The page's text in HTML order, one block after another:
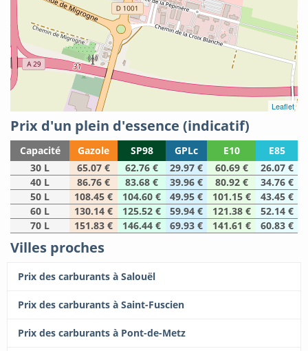
Leaflet
Prix d'un plein d'essence (indicatif)
Capacité Gazole SP98 GPLc E10
E85
30 L
65.07 € 62.76 € 29.97 € 60.69 €
26.07 €
40 L
86.76 € 83.68 € 39.96 € 80.92 €
34.76 €
50 L
108.45 € 104.60 € 49.95 € 101.15 €
43.45 €
60 L
130.14 € 125.52 € 59.94 € 121.38 €
52.14 €
70 L
151.83 € 146.44 € 69.93 € 141.61 € 60.83 €
Villes proches
Prix des carburants à Salouël
Prix des carburants à Saint-Fuscien
Prix des carburants à Pont-de-Metz